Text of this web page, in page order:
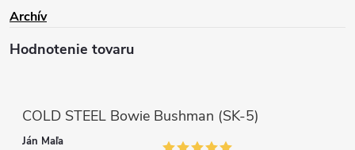
Archív
Hodnotenie tovaru
COLD STEEL Bowie Bushman (SK-5)
Ján Maľa